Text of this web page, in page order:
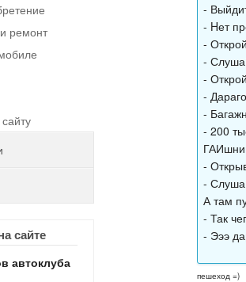
-
- Hет
-
-
-
-
-
- 200
-
-
А там
- Так
- Эээ
пешеход =)
ремонт
сайте
автоклуба